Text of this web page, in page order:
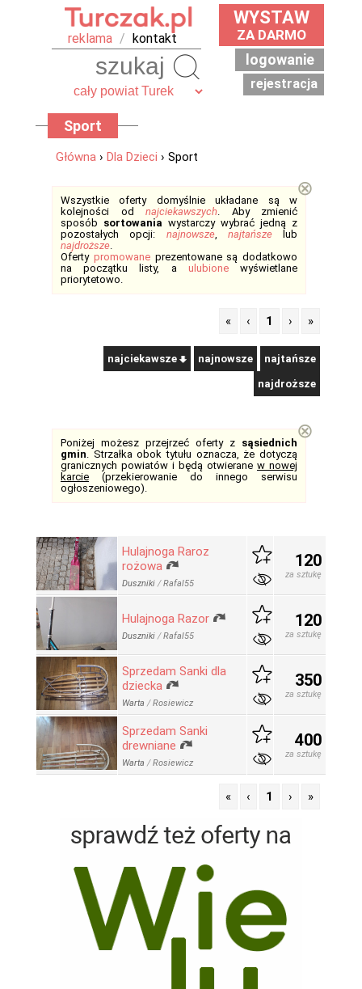
reklama / kontakt
WYSTAW
ZA DARMO
logowanie
rejestracja
Sport
Główna › Dla Dzieci › Sport
Wszystkie oferty domyślnie układane są w
kolejności od najciekawszych. Aby zmienić
sposób sortowania wystarczy wybrać jedną z
pozostałych opcji: najnowsze, najtańszelub
najdroższe.
Oferty promowaneprezentowane są dodatkowo
na początku listy, a ulubionewyświetlane
priorytetowo.
⊗
« ‹ 1 › »
najciekawsze najnowsze najtańsze
najdroższe
Poniżej możesz przejrzeć oferty z sąsiednich
gmin. Strzałka obok tytułu oznacza, że dotyczą
granicznych powiatów i będą otwierane w nowej
karcie (przekierowanie do innego serwisu
ogłoszeniowego).
⊗
Hulajnoga Raroz
rożowa
Duszniki /Rafal55
120
za sztukę
Hulajnoga Razor
Duszniki /Rafal55
120
za sztukę
Sprzedam Sanki dla
dziecka
Warta /Rosiewicz
350
za sztukę
Sprzedam Sanki
drewniane
Warta /Rosiewicz
400
za sztukę
« ‹ 1 › »